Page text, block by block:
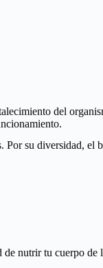
del
su diversidad, el
nutrir tu cuerpo de